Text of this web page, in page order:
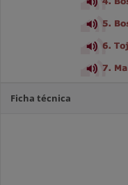
Ficha técnica